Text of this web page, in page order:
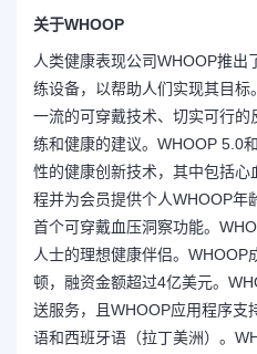
关于WHOOP
人类健康表现公司WHOOP推出
练设备，以帮助人们实现其目标
一流的可穿戴技术、切实可行的
练和健康的建议。WHOOP 5.0
性的健康创新技术，其中包括
程并为会员提供个人WHOOP年
首个可穿戴血压洞察功能。
人士的理想健康伴侣。
顿，融资金额超过4亿美元。
送服务，且WHOOP应用程序支
语和西班牙语（拉丁美洲）。